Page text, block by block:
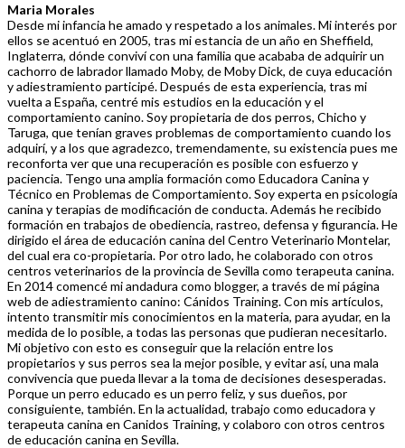
Maria Morales
Desde mi infancia he amado y respetado a los animales. Mi interés por
ellos se acentuó en 2005, tras mi estancia de un año en Sheffield,
Inglaterra, dónde conviví con una familia que acababa de adquirir un
cachorro de labrador llamado Moby, de Moby Dick, de cuya educación
y adiestramiento participé. Después de esta experiencia, tras mi
vuelta a España, centré mis estudios en la educación y el
comportamiento canino. Soy propietaria de dos perros, Chicho y
Taruga, que tenían graves problemas de comportamiento cuando los
adquirí, y a los que agradezco, tremendamente, su existencia pues me
reconforta ver que una recuperación es posible con esfuerzo y
paciencia. Tengo una amplia formación como Educadora Canina y
Técnico en Problemas de Comportamiento. Soy experta en psicología
canina y terapias de modificación de conducta. Además he recibido
formación en trabajos de obediencia, rastreo, defensa y figurancia. He
dirigido el área de educación canina del Centro Veterinario Montelar,
del cual era co-propietaria. Por otro lado, he colaborado con otros
centros veterinarios de la provincia de Sevilla como terapeuta canina.
En 2014 comencé mi andadura como blogger, a través de mi página
web de adiestramiento canino: Cánidos Training. Con mis artículos,
intento transmitir mis conocimientos en la materia, para ayudar, en la
medida de lo posible, a todas las personas que pudieran necesitarlo.
Mi objetivo con esto es conseguir que la relación entre los
propietarios y sus perros sea la mejor posible, y evitar así, una mala
convivencia que pueda llevar a la toma de decisiones desesperadas.
Porque un perro educado es un perro feliz, y sus dueños, por
consiguiente, también. En la actualidad, trabajo como educadora y
terapeuta canina en Canidos Training, y colaboro con otros centros
de educación canina en Sevilla.